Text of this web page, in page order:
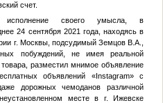
счет.
своего умысла, в
24 сентября 2021 года, находясь в
г. Москвы, подсудимый Земцов В.А.
побуждений, не имея реальной
разместил мнимое объявление
объявлений «Instagram» с
дорожных чемоданов различной
месте в г. Ижевске